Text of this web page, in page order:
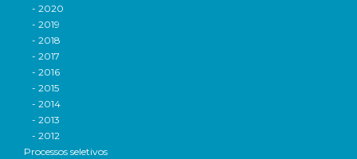
- 2020
- 2019
- 2018
- 2017
- 2016
- 2015
- 2014
- 2013
- 2012
Processos seletivos